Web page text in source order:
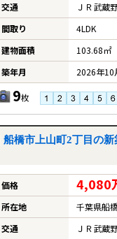
交通
ＪＲ武蔵
間取り
4LDK
建物面積
103.68㎡
築年月
2026年10
9枚
橋市上山町2丁目の新
価格 4,080
所在地
千葉県船
交通
ＪＲ武蔵